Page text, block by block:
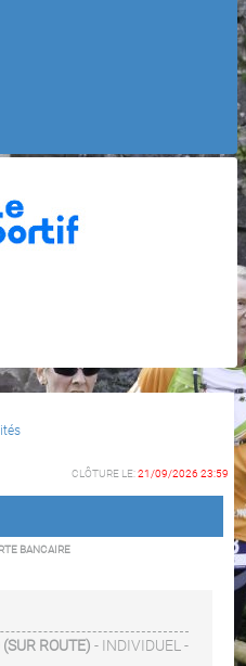
CLÔTURE LE:21/09/2026 23:59
BANCAIRE
ROUTE) - INDIVIDUEL -